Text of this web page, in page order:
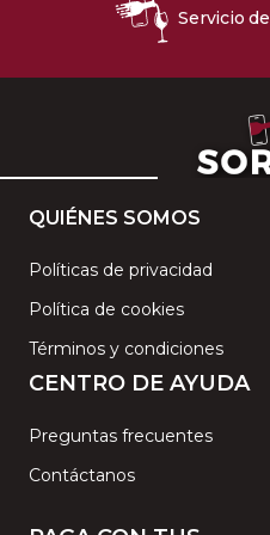
Servicio de
QUIÉNES SOMOS
Políticas de privacidad
Política de cookies
Términos y condiciones
CENTRO DE AYUDA
Preguntas frecuentes
Contáctanos